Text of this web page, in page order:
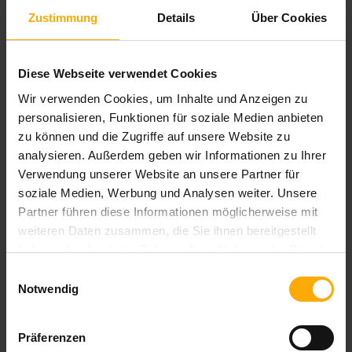
Zustimmung Details Über Cookies
Diese Webseite verwendet Cookies
Wir verwenden Cookies, um Inhalte und Anzeigen zu
personalisieren, Funktionen für soziale Medien anbieten
zu können und die Zugriffe auf unsere Website zu
analysieren. Außerdem geben wir Informationen zu Ihrer
Verwendung unserer Website an unsere Partner für
soziale Medien, Werbung und Analysen weiter. Unsere
Partner führen diese Informationen möglicherweise mit
weiteren Daten zusammen, die Sie ihnen bereitgestellt
haben oder die sie im Rahmen Ihrer Nutzung der Dienste
Notwendig
Präferenzen
Deutschsprachiger HubSpot Nutzer Blog
Blog für Anwender und Interessenten von HubSpot
aus Deutschland. Hier finden Sie die komplette Übersicht zu
Neuigkeiten und Updates der HubSpot Module Inbound
Marketing, Vertrieb und CRM auf deutsch.